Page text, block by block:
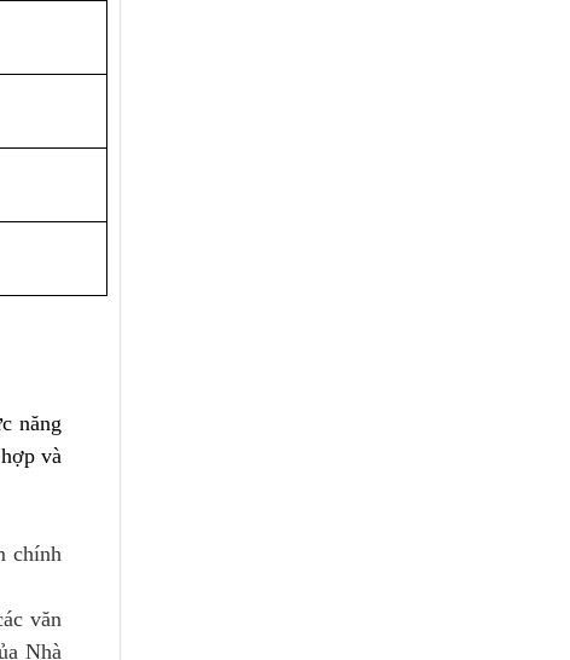
năng
và
chính
văn
Nhà